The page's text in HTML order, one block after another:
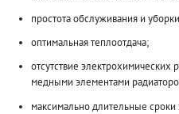
простота обслуживания и
оптимальная теплоотдача;
отсутствие
медными элементами
максимально длительные сроки